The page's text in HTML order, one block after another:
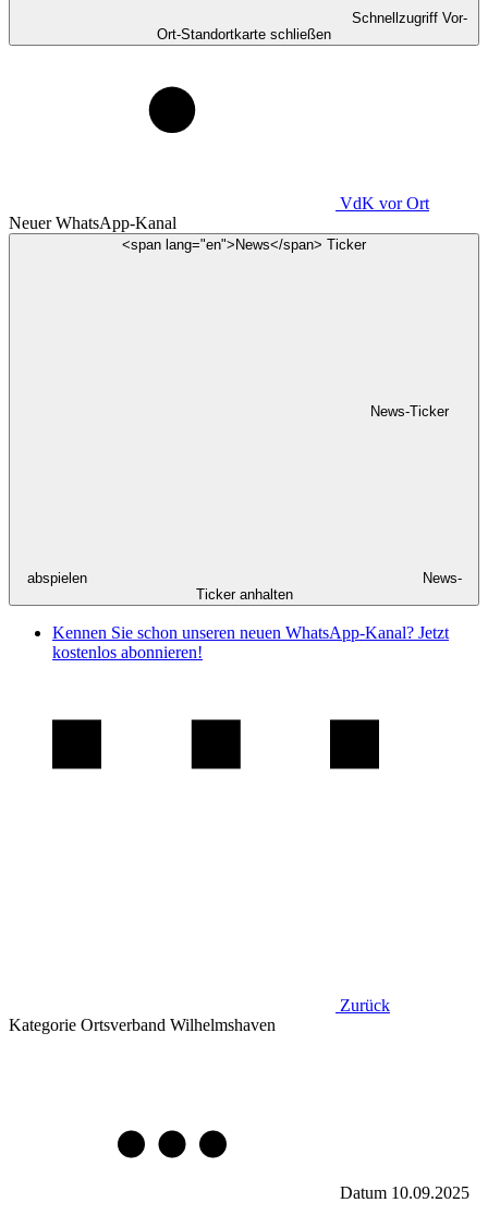
Schnellzugriff Vor-
Ort-Standortkarte schließen
VdK vor Ort
Neuer WhatsApp-Kanal
<span lang="en">News</span> Ticker
News-Ticker
abspielen
News-
Ticker anhalten
Kennen Sie schon unseren neuen WhatsApp-Kanal? Jetzt
kostenlos abonnieren!
Zurück
Kategorie Ortsverband Wilhelmshaven
Datum 10.09.2025